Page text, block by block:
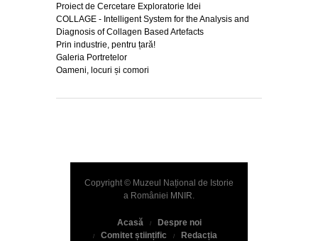
Proiect de Cercetare Exploratorie Idei
COLLAGE - Intelligent System for the Analysis and
Diagnosis of Collagen Based Artefacts
Prin industrie, pentru țară!
Galeria Portretelor
Oameni, locuri și comori
Copyright © Muzeul Național de Istorie
a României MNIR.
Acasă
Despre noi
Comitet științific
Redacția